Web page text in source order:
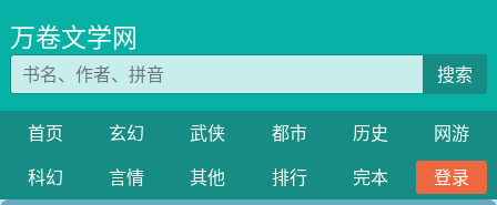
万卷文学网
搜索
首页 玄幻 武侠 都市 历史
网游
科幻
言情 其他 排行 完本
登录